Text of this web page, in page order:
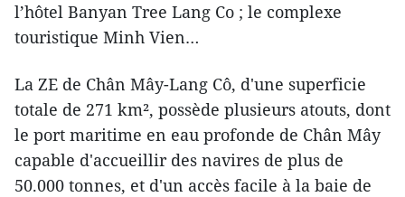
l’hôtel Banyan Tree Lang Co ; le complexe
touristique Minh Vien…
La ZE de Chân Mây-Lang Cô, d'une superficie
totale de 271 km², possède plusieurs atouts, dont
le port maritime en eau profonde de Chân Mây
capable d'accueillir des navires de plus de
50.000 tonnes, et d'un accès facile à la baie de